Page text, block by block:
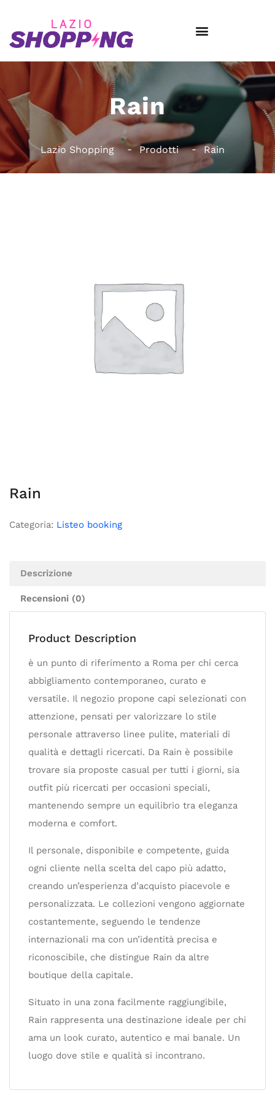
Rain
Lazio Shopping Prodotti Rain
Rain
Categoria: Listeo booking
Descrizione
Recensioni (0)
Product Description
è un punto di riferimento a Roma per chi cerca
abbigliamento contemporaneo, curato e
versatile. Il negozio propone capi selezionati con
attenzione, pensati per valorizzare lo stile
personale attraverso linee pulite, materiali di
qualità e dettagli ricercati. Da Rain è possibile
trovare sia proposte casual per tutti i giorni, sia
outfit più ricercati per occasioni speciali,
mantenendo sempre un equilibrio tra eleganza
moderna e comfort.
Il personale, disponibile e competente, guida
ogni cliente nella scelta del capo più adatto,
creando un’esperienza d’acquisto piacevole e
personalizzata. Le collezioni vengono aggiornate
costantemente, seguendo le tendenze
internazionali ma con un’identità precisa e
riconoscibile, che distingue Rain da altre
boutique della capitale.
Situato in una zona facilmente raggiungibile,
Rain rappresenta una destinazione ideale per chi
ama un look curato, autentico e mai banale. Un
luogo dove stile e qualità si incontrano.